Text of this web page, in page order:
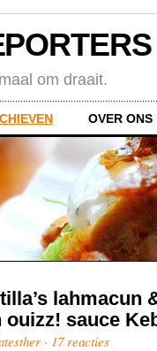
om draait.
OVER ONS
lahmacun
ouizz! sauce
· 17 reacties